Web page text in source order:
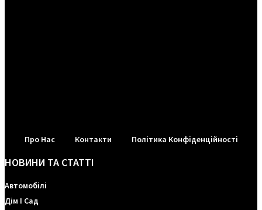
Про Нас Контакти Політика Конфіденційності
НОВИНИ ТА СТАТТІ
Автомобілі
Дім І Сад